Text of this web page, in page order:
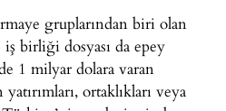
gruplarından biri olan
birliği dosyası da epey
1 milyar dolara varan
ortaklıkları veya